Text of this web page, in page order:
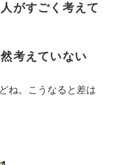
がすごく考えて
考えていない
ね。こうなると差は